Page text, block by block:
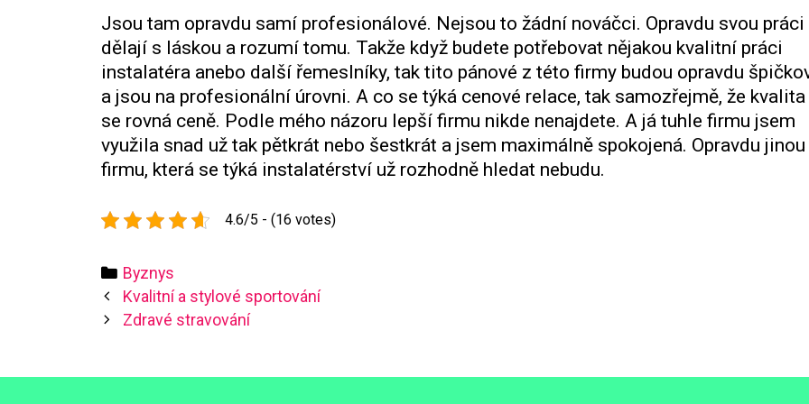
Jsou tam opravdu samí profesionálové. Nejsou to žádní nováčci. Opravdu svou práci
dělají s láskou a rozumí tomu. Takže když budete potřebovat nějakou kvalitní práci
instalatéra anebo další řemeslníky, tak tito pánové z této firmy budou opravdu
a jsou na profesionální úrovni. A co se týká cenové relace, tak samozřejmě, že kvalita
se rovná ceně. Podle mého názoru lepší firmu nikde nenajdete. A já tuhle firmu jsem
využila snad už tak pětkrát nebo šestkrát a jsem maximálně spokojená. Opravdu jinou
firmu, která se týká instalatérství už rozhodně hledat nebudu.
4.6/5 - (16 votes)
Categories
Byznys
Post
navigation
Kvalitní a stylové sportování
Zdravé stravování